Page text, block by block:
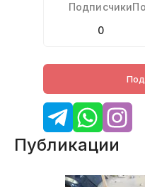
Подписчики
0
Публикации